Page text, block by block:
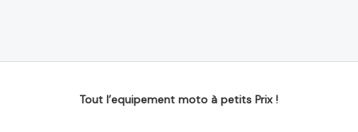
Tout l’equipement moto à petits Prix !